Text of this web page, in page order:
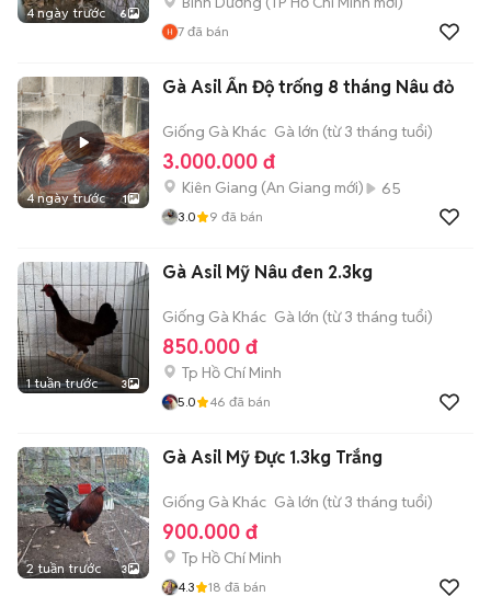
4 ngày trước 6
7 đã bán
4 ngày trước 1
Gà Asil Ấn Độ trống 8 tháng Nâu đỏ
Giống Gà Khác Gà lớn (từ 3 tháng tuổi)
3.000.000 đ
Kiên Giang (An Giang mới) 65
3.0 9 đã bán
1 tuần trước 3
Gà Asil Mỹ Nâu đen 2.3kg
Giống Gà Khác Gà lớn (từ 3 tháng tuổi)
850.000 đ
Tp Hồ Chí Minh
5.0 46 đã bán
2 tuần trước 3
Gà Asil Mỹ Đực 1.3kg Trắng
Giống Gà Khác Gà lớn (từ 3 tháng tuổi)
900.000 đ
Tp Hồ Chí Minh
4.3 18 đã bán